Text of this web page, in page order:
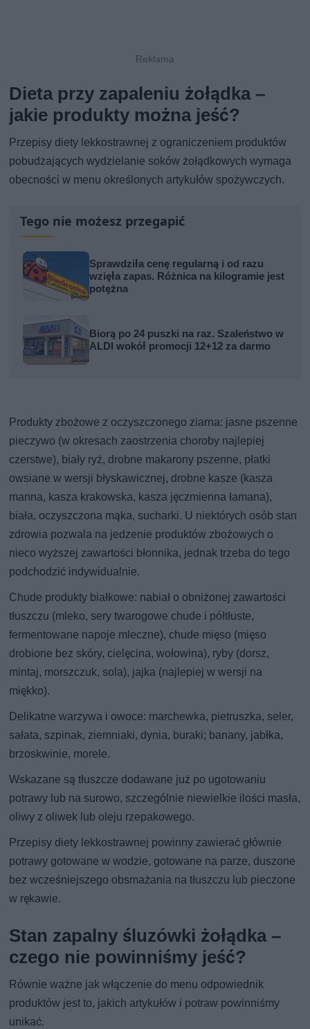
Dieta przy zapaleniu żołądka –
jakie produkty można jeść?
Przepisy diety lekkostrawnej z ograniczeniem produktów
pobudzających wydzielanie soków żołądkowych wymaga
obecności w menu określonych artykułów spożywczych.
Tego nie możesz przegapić
Sprawdziła cenę regularną i od razu
wzięła zapas. Różnica na kilogramie jest
potężna
Biorą po 24 puszki na raz. Szaleństwo w
ALDI wokół promocji 12+12 za darmo
Produkty zbożowe z oczyszczonego ziarna: jasne pszenne
pieczywo (w okresach zaostrzenia choroby najlepiej
czerstwe), biały ryż, drobne makarony pszenne, płatki
owsiane w wersji błyskawicznej, drobne kasze (kasza
manna, kasza krakowska, kasza jęczmienna łamana),
biała, oczyszczona mąka, sucharki. U niektórych osób stan
zdrowia pozwala na jedzenie produktów zbożowych o
nieco wyższej zawartości błonnika, jednak trzeba do tego
podchodzić indywidualnie.
Chude produkty białkowe: nabiał o obniżonej zawartości
tłuszczu (mleko, sery twarogowe chude i półtłuste,
fermentowane napoje mleczne), chude mięso (mięso
drobione bez skóry, cielęcina, wołowina), ryby (dorsz,
mintaj, morszczuk, sola), jajka (najlepiej w wersji na
miękko).
Delikatne warzywa i owoce: marchewka, pietruszka, seler,
sałata, szpinak, ziemniaki, dynia, buraki; banany, jabłka,
brzoskwinie, morele.
Wskazane są tłuszcze dodawane już po ugotowaniu
potrawy lub na surowo, szczególnie niewielkie ilości masła,
oliwy z oliwek lub oleju rzepakowego.
Przepisy diety lekkostrawnej powinny zawierać głównie
potrawy gotowane w wodzie, gotowane na parze, duszone
bez wcześniejszego obsmażania na tłuszczu lub pieczone
w rękawie.
Stan zapalny śluzówki żołądka –
czego nie powinniśmy jeść?
Równie ważne jak włączenie do menu odpowiednik
produktów jest to, jakich artykułów i potraw powinniśmy
unikać.